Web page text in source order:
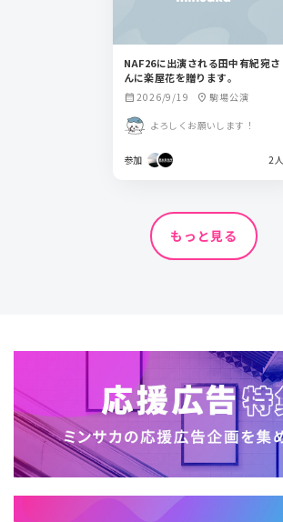
NAF26に出演される田中有紀宛さ
んに楽屋花を贈ります。
calendar_month 2026/9/19 location_on 駒場公演
よろしくお願いします！
参加 2人
もっと見る